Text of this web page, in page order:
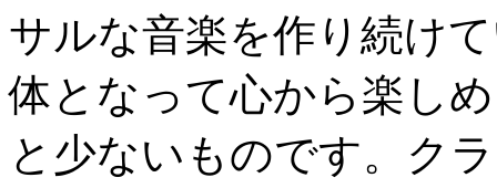
サルな音楽を作り続け
体となって心から楽し
と少ないものです。ク